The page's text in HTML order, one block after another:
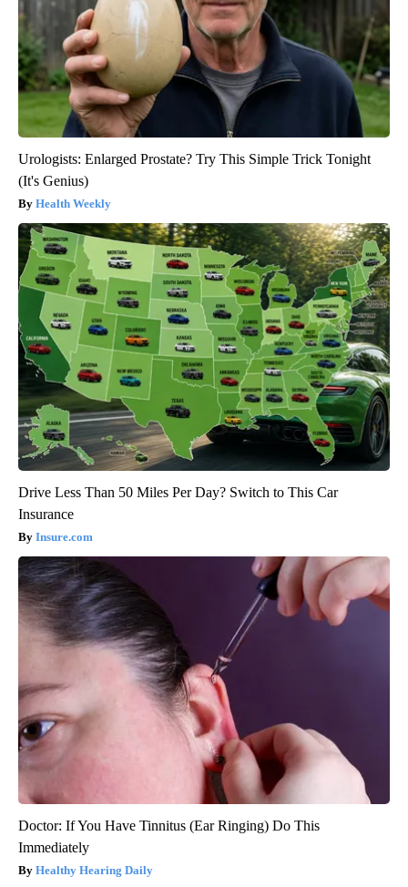
Urologists: Enlarged Prostate? Try This Simple Trick Tonight
(It's Genius)
Health Weekly
Drive Less Than 50 Miles Per Day? Switch to This Car
Insurance
Insure.com
Doctor: If You Have Tinnitus (Ear Ringing) Do This
Immediately
Healthy Hearing Daily